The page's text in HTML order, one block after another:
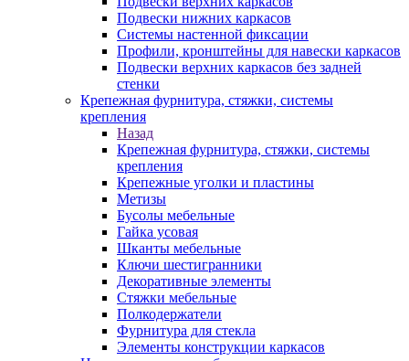
Подвески нижних каркасов
Системы настенной фиксации
Профили, кронштейны для навески каркасов
Подвески верхних каркасов без задней
стенки
Крепежная фурнитура, стяжки, системы
крепления
Назад
Крепежная фурнитура, стяжки, системы
крепления
Крепежные уголки и пластины
Метизы
Бусолы мебельные
Гайка усовая
Шканты мебельные
Ключи шестигранники
Декоративные элементы
Стяжки мебельные
Полкодержатели
Фурнитура для стекла
Элементы конструкции каркасов